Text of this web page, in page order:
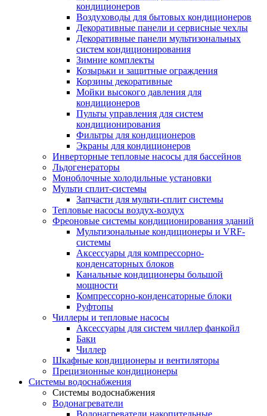
кондиционеров
Воздуховоды для бытовых кондиционеров
Декоративные панели и сервисные чехлы
Декоративные панели мультизональных
систем кондиционирования
Зимние комплекты
Козырьки и защитные ограждения
Корзины декоративные
Мойки высокого давления для
кондиционеров
Пульты управления для систем
кондиционирования
Фильтры для кондиционеров
Экраны для кондиционеров
Инверторные тепловые насосы для бассейнов
Льдогенераторы
Моноблочные холодильные установки
Мульти сплит-системы
Запчасти для мульти-сплит системы
Тепловые насосы воздух-воздух
Фреоновые системы кондиционирования зданий
Мультизональные кондиционеры и VRF-
системы
Аксессуары для компрессорно-
конденсаторных блоков
Канальные кондиционеры большой
мощности
Компрессорно-конденсаторные блоки
Руфтопы
Чиллеры и тепловые насосы
Аксессуары для систем чиллер фанкойл
Баки
Чиллер
Шкафные кондиционеры и вентиляторы
Прецизионные кондиционеры
Системы водоснабжения
Системы водоснабжения
Водонагреватели
Водонагреватели накопительные